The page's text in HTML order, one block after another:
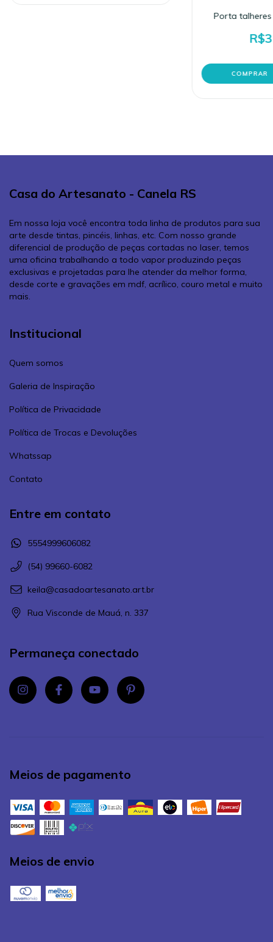
Porta
Casa do Artesanato - Canela RS
Em nossa loja você encontra toda linha de produtos para sua
arte desde tintas, pincéis, linhas, etc. Com nosso grande
diferencial de produção de peças cortadas no laser, temos
uma oficina trabalhando a todo vapor produzindo peças
exclusivas e projetadas para lhe atender da melhor forma,
desde corte e gravações em mdf, acrílico, couro metal e muito
mais.
Institucional
Quem somos
Galeria de Inspiração
Política de Privacidade
Política de Trocas e Devoluções
Whatssap
Contato
Entre em contato
5554999606082
(54) 99660-6082
keila@casadoartesanato.art.br
Rua Visconde de Mauá, n. 337
Permaneça conectado
Meios de pagamento
Meios de envio